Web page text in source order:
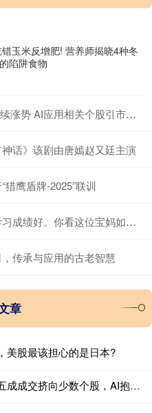
玉米反增肥! 营养师揭晓4种冬
陷阱食物
AI应用相关个股引市场关注
话》该剧由唐嫣赵又廷主演
鹰盾牌-2025”联训
。你看这位宝妈如何怼回去……
传承与应用的古老智慧
章
美股最该担心的是日本?
恒盛策略 六成仓位押注科技、五成成交挤向少数个股，AI抱团行情会重演历史瓦解吗？